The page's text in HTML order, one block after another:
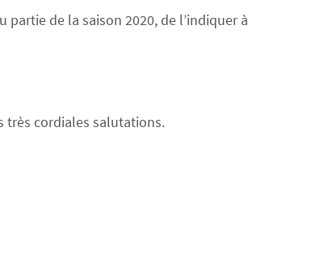
de la saison 2020, de l’indiquer à
très cordiales salutations.